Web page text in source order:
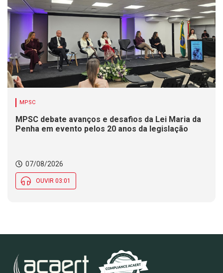
MPSC
MPSC debate avanços e desafios da Lei Maria da
Penha em evento pelos 20 anos da legislação
07/08/2026
OUVIR 03:01